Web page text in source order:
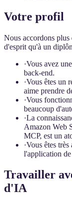
Votre profil
Nous accordons plus
d'esprit qu'à un
·Vous avez
back-end.
·Vous êtes un
aime prendre
·Vous
beaucoup
·La
Amazon Web
MCP, est un
·Vous êtes
l'application
Travailler
d'IA